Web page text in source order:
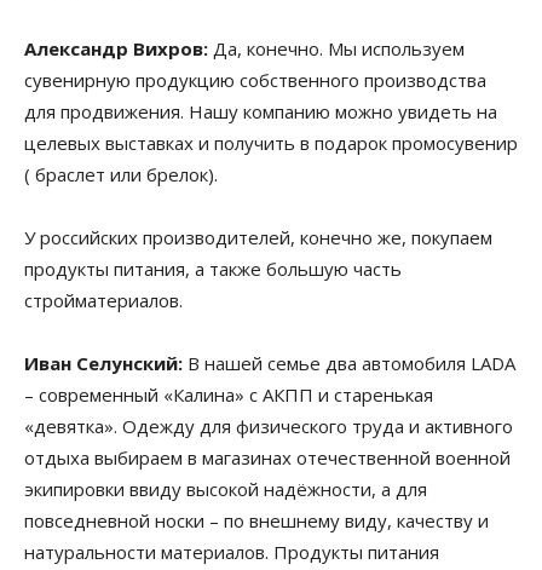
Александр Вихров: Да, конечно. Мы используем
сувенирную продукцию собственного производства
для продвижения. Нашу компанию можно увидеть на
целевых выставках и получить в подарок промосувенир
( браслет или брелок).
У российских производителей, конечно же, покупаем
продукты питания, а также большую часть
стройматериалов.
Иван Селунский: В нашей семье два автомобиля LADA
– современный «Калина» с АКПП и старенькая
«девятка». Одежду для физического труда и активного
отдыха выбираем в магазинах отечественной военной
экипировки ввиду высокой надёжности, а для
повседневной носки – по внешнему виду, качеству и
натуральности материалов. Продукты питания